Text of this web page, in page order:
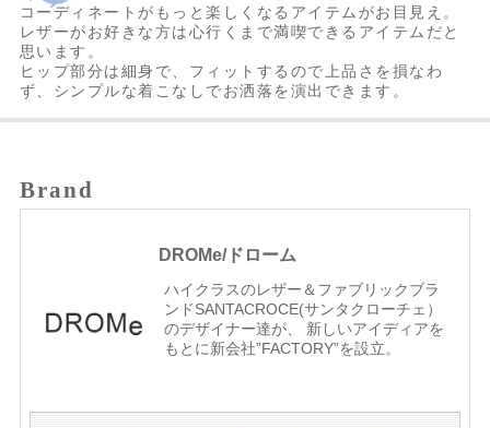
コーディネートがもっと楽しくなるアイテムがお目見え。
レザーがお好きな方は心行くまで満喫できるアイテムだと
思います。
ヒップ部分は細身で、フィットするので上品さを損なわ
ず、シンプルな着こなしでお洒落を演出できます。
Brand
DROMe/ドローム
ハイクラスのレザー＆ファブリックブラ
ンドSANTACROCE(サンタクローチェ）
のデザイナー達が、 新しいアイディアを
もとに新会社”FACTORY”を設立。